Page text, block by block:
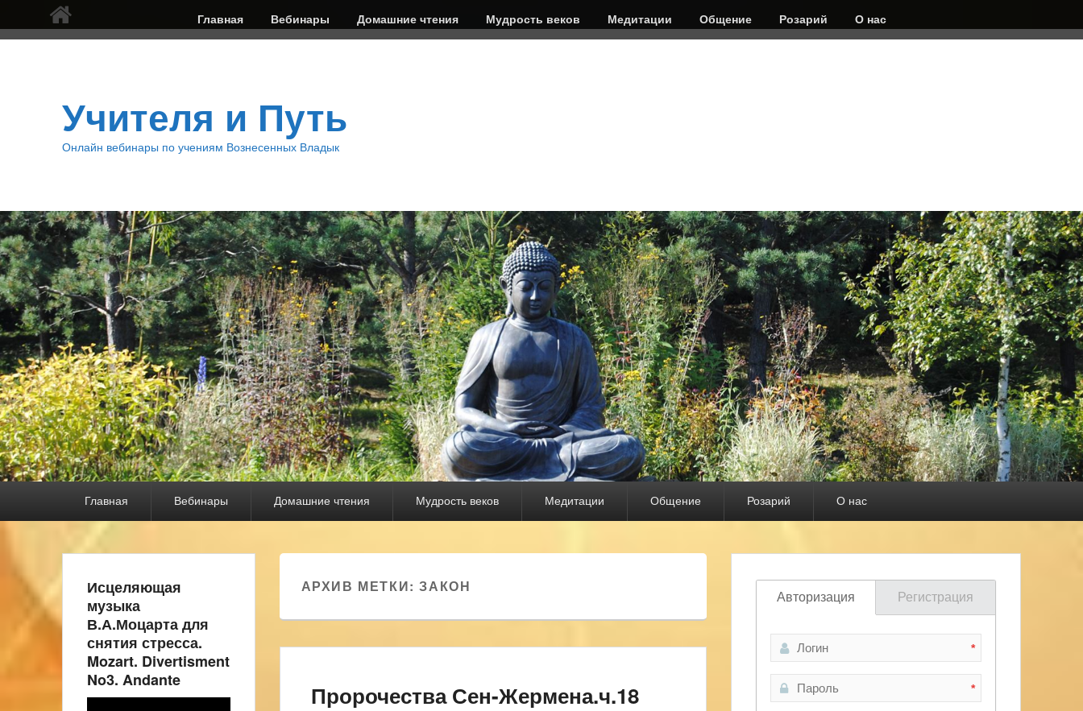
Верхнее
меню
Главная Вебинары Домашние чтения Мудрость веков Медитации Общение Розарий О нас
Учителя и Путь
Онлайн вебинары по учениям Вознесенных Владык
Главная Вебинары Домашние чтения Мудрость веков Медитации Общение Розарий О нас
АРХИВ МЕТКИ:ЗАКОН
Пророчества Сен-Жермена.ч.18
Авторизация Регистрация
*
*
Исцеляющая
музыка
В.А.Моцарта для
снятия стресса.
Mozart. Divertisment
No3. Andante